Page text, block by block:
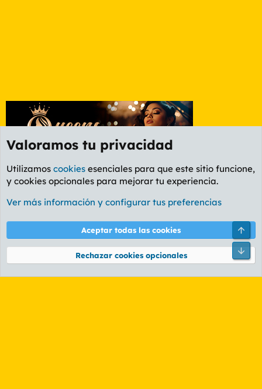
Etiquetas
Cookies
PL OLDSTYLE AMARILLO
Términos y reglas Política de privacidad Ayuda
Community platform by XenForo® © 2010-2026 XenForo Ltd.
Valoramos tu privacidad
Utilizamos cookies esenciales para que este sitio funcione,
y cookies opcionales para mejorar tu experiencia.
Ver más información y configurar tus preferencias
Aceptar todas las cookies
Rechazar cookies opcionales
Pie